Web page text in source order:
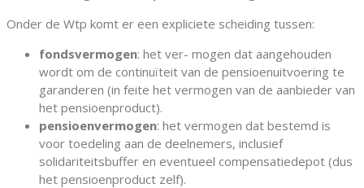
Onder de Wtp komt er een expliciete scheiding tussen:
fondsvermogen: het ver- mogen dat aangehouden
wordt om de continuïteit van de pensioenuitvoering te
garanderen (in feite het vermogen van de aanbieder van
het pensioenproduct).
pensioenvermogen: het vermogen dat bestemd is
voor toedeling aan de deelnemers, inclusief
solidariteitsbuffer en eventueel compensatiedepot (dus
het pensioenproduct zelf).